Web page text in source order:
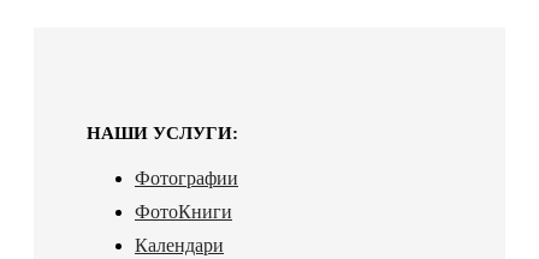
НАШИ УСЛУГИ:
Фотографии
ФотоКниги
Календари